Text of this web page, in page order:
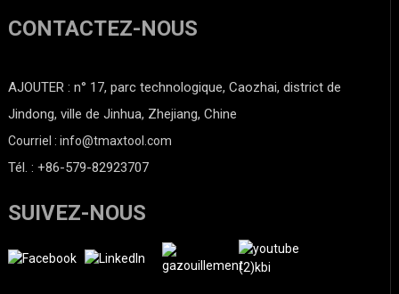
CONTACTEZ-NOUS
AJOUTER : n° 17, parc technologique, Caozhai, district de
Jindong, ville de Jinhua, Zhejiang, Chine
Courriel : info@tmaxtool.com
Tél. : +86-579-82923707
SUIVEZ-NOUS